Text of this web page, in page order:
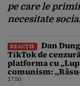
pe care le
necesitate
REACȚIE
Dan
TikTok de
platforma cu
comunism:
întors de unde am
17:50